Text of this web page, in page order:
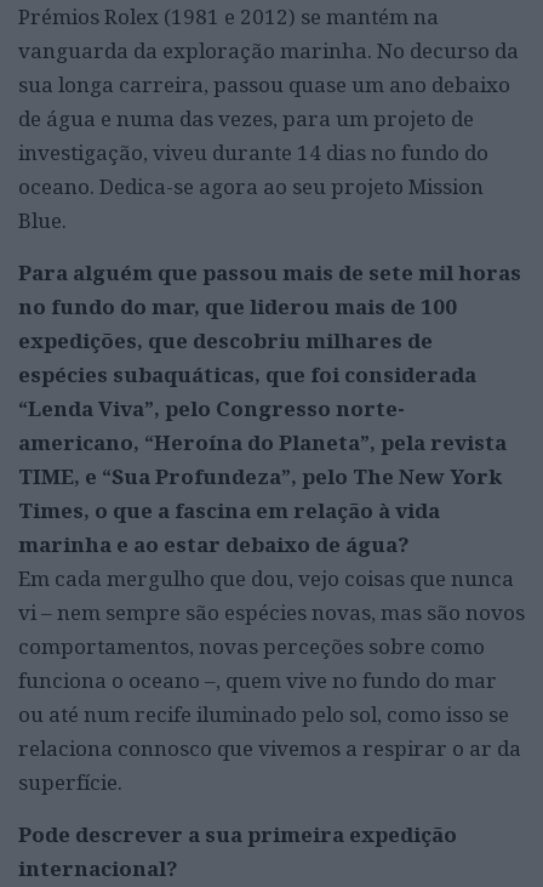
Prémios Rolex (1981 e 2012) se mantém na
vanguarda da exploração marinha. No decurso da
sua longa carreira, passou quase um ano debaixo
de água e numa das vezes, para um projeto de
investigação, viveu durante 14 dias no fundo do
oceano. Dedica-se agora ao seu projeto Mission
Blue.
Para alguém que passou mais de sete mil horas
no fundo do mar, que liderou mais de 100
expedições, que descobriu milhares de
espécies subaquáticas, que foi considerada
“Lenda Viva”, pelo Congresso norte-
americano, “Heroína do Planeta”, pela revista
TIME, e “Sua Profundeza”, pelo The New York
Times, o que a fascina em relação à vida
marinha e ao estar debaixo de água?
Em cada mergulho que dou, vejo coisas que nunca
vi – nem sempre são espécies novas, mas são novos
comportamentos, novas perceções sobre como
funciona o oceano –, quem vive no fundo do mar
ou até num recife iluminado pelo sol, como isso se
relaciona connosco que vivemos a respirar o ar da
superfície.
Pode descrever a sua primeira expedição
internacional?